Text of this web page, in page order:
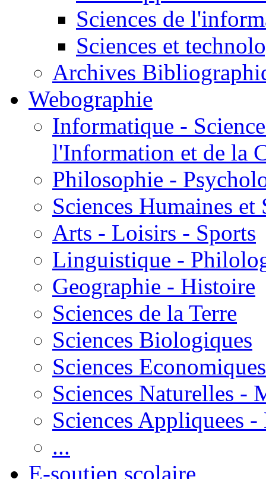
Sciences de
Sciences et
Archives
Webographie
Informatique -
l'Information et de la
Philosophie -
Sciences Humaines et
Arts - Loisirs - Sports
Linguistique -
Geographie - Histoire
Sciences de la Terre
Sciences Biologiques
Sciences Economiques
Sciences Naturelles -
Sciences Appliquees
...
E-soutien scolaire